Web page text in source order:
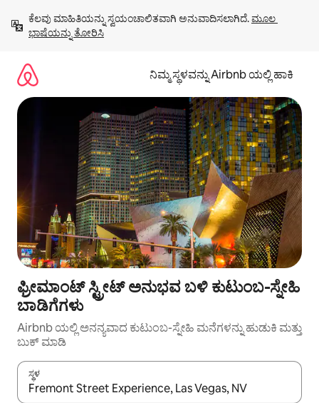
ಹೋಗಿ
ಕೆಲವು ಮಾಹಿತಿಯನ್ನು ಸ್ವಯಂಚಾಲಿತವಾಗಿ ಅನುವಾದಿಸಲಾಗಿದೆ. ಮೂಲ
ಭಾಷೆಯನ್ನು ತೋರಿಸಿ
ನಿಮ್ಮ ಸ್ಥಳವನ್ನು Airbnb ಯಲ್ಲಿ ಹಾಕಿ
ಫ್ರೀಮಾಂಟ್ ಸ್ಟ್ರೀಟ್ ಅನುಭವ ಬಳಿ ಕುಟುಂಬ-ಸ್ನೇಹಿ
ಬಾಡಿಗೆಗಳು
Airbnb ಯಲ್ಲಿ ಅನನ್ಯವಾದ ಕುಟುಂಬ-ಸ್ನೇಹಿ ಮನೆಗಳನ್ನು ಹುಡುಕಿ ಮತ್ತು
ಬುಕ್ ಮಾಡಿ
ಸ್ಥಳ
ಫಲಿತಾಂಶಗಳು ಲಭ್ಯವಿರುವಾಗ, ಅಪ್ ಮತ್ತು ಡೌನ್ ಬಾಣದ ಕೀಲಿಗಳೊಂದಿಗೆ